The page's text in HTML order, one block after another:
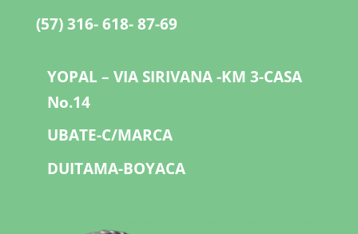
(57) 316- 618- 87-69
YOPAL – VIA SIRIVANA -KM 3-CASA
No.14
UBATE-C/MARCA
DUITAMA-BOYACA